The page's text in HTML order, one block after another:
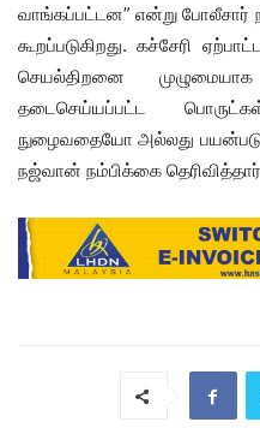
வாங்கப்பட்டன” என்று போலீசார்
கூறப்படுகிறது. கச்சேரி
செயல்திறனை முழுமையாக
தடைசெய்யப்பட்ட
நுழைவதையோ அல்லது
நஜ்வான் நம்பிக்கை